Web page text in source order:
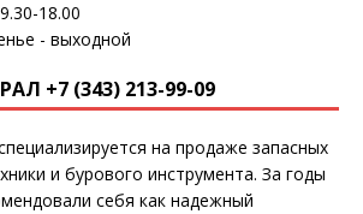
18.00
- выходной
+7 (343) 213-99-09
на продаже запасных
и бурового инструмента. За годы
себя как надежный